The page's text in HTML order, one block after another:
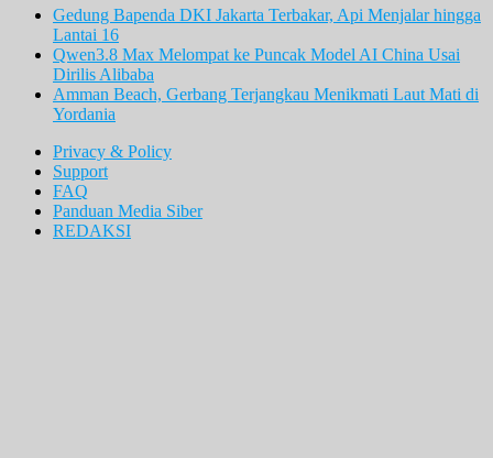
Gedung Bapenda DKI Jakarta Terbakar, Api Menjalar hingga
Lantai 16
Qwen3.8 Max Melompat ke Puncak Model AI China Usai
Dirilis Alibaba
Amman Beach, Gerbang Terjangkau Menikmati Laut Mati di
Yordania
Privacy & Policy
Support
FAQ
Panduan Media Siber
REDAKSI